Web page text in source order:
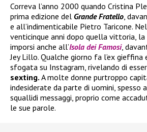
Correva l’anno 2000 quando Cristina
prima edizione del Grande Fratello ,
e all’indimenticabile Pietro Taricone.
venticinque anni dopo quella vittoria, la
imporsi anche all’Isola dei Famosi,
Jey Lillo. Qualche giorno fa l’ex gieffina
sfogata su Instagram, rivelando di
sexting. A molte donne purtroppo
indesiderate da parte di uomini, spesso
squallidi messaggi, proprio come
le sue parole.